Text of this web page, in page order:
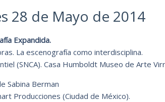
28 de Mayo de 2014
Expandida.
La escenografía como interdisciplina.
(SNCA). Casa Humboldt Museo de Arte
Sabina Berman
Producciones (Ciudad de México).